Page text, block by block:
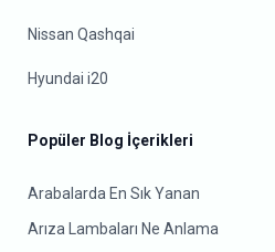
Nissan Qashqai
Hyundai i20
Popüler Blog İçerikleri
Arabalarda En Sık Yanan
Arıza Lambaları Ne Anlama